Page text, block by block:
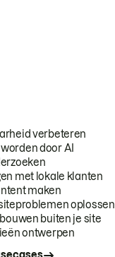
verbeteren
door AI
met lokale klanten
maken
oplossen
buiten je site
ontwerpen